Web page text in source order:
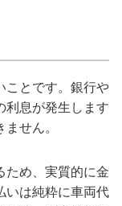
ことです。銀行や
利息が発生します
せん。
ため、実質的に金
いは純粋に車両代